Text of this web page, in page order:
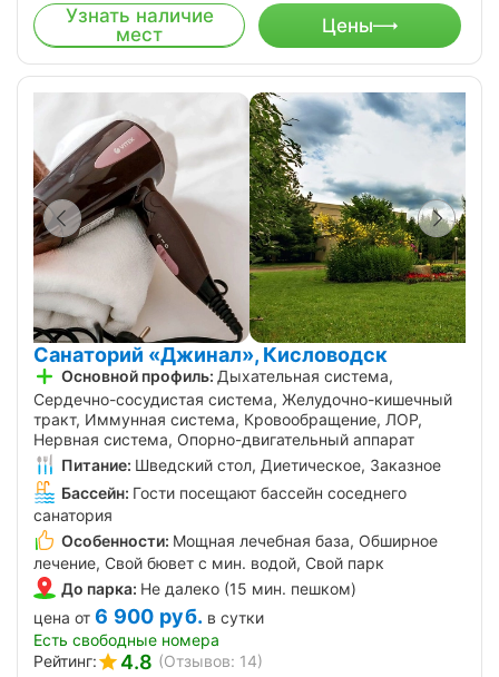
Узнать наличие
мест
Цены
Санаторий «Джинал», Кисловодск
Основной профиль: Дыхательная система,
Сердечно-сосудистая система, Желудочно-кишечный
тракт, Иммунная система, Кровообращение, ЛОР,
Нервная система, Опорно-двигательный аппарат
Питание: Шведский стол, Диетическое, Заказное
Бассейн: Гости посещают бассейн соседнего
санатория
Особенности: Мощная лечебная база, Обширное
лечение, Свой бювет с мин. водой, Свой парк
До парка: Не далеко (15 мин. пешком)
цена от 6 900 руб. в сутки
Есть свободные номера
Рейтинг:
4.8 (Отзывов: 14)